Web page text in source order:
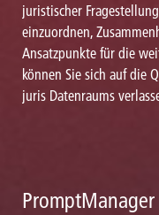
juristischer
einzuordnen,
Ansatzpunkte für die
können Sie sich auf die
juris Datenraums
PromptManager